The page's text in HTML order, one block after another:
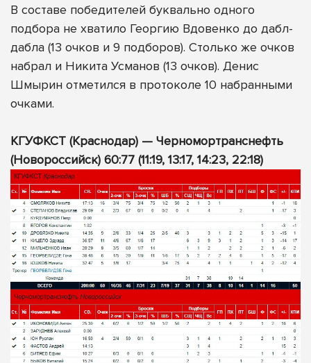
В составе победителей буквально одного
подбора не хватило Георгию Вдовенко до дабл-
дабла (13 очков и 9 подборов). Столько же очков
набрал и Никита Усманов (13 очков). Денис
Шмырин отметился в протоколе 10 набранными
очками.
КГУФКСТ (Краснодар) — Черномортранснефть
(Новороссийск) 60:77 (11:19, 13:17, 14:23, 22:18)